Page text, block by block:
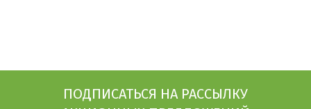
ПОДПИСАТЬСЯ НА РАССЫЛКУ